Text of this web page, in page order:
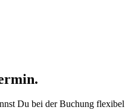
Du bei der Buchung flexibel